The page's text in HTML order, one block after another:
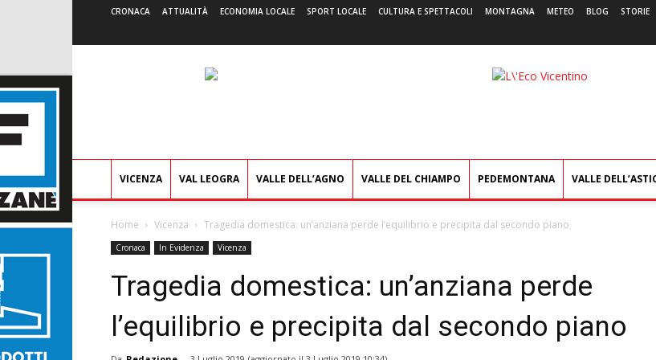
CRONACA ATTUALITÀ ECONOMIA LOCALE SPORT LOCALE CULTURA E SPETTACOLI MONTAGNA METEO BLOG STORIE
L'Eco
VICENZA VAL LEOGRA VALLE DELL’AGNO VALLE DEL CHIAMPO PEDEMONTANA VALLE
Home Vicenza Tragedia domestica: un’anziana perde l’equilibrio e precipita dal secondo piano
Cronaca In Evidenza Vicenza
Tragedia domestica: un’anziana perde
l’equilibrio e precipita dal secondo piano